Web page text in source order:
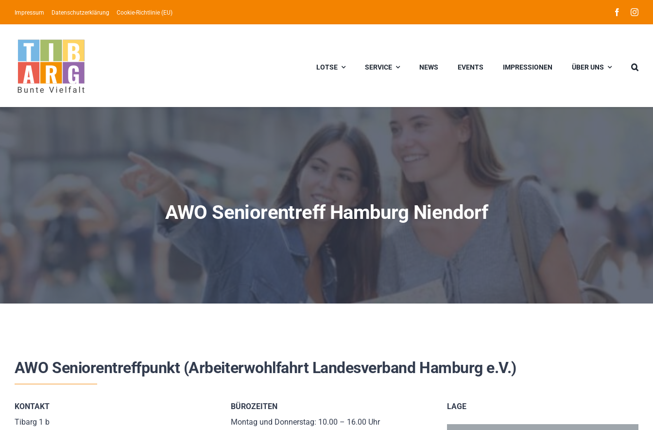
Inhalt
springen
Impressum Datenschutzerklärung Cookie-Richtlinie (EU)
LOTSE SERVICE NEWS EVENTS IMPRESSIONEN ÜBER UNS
AWO Seniorentreff Hamburg Niendorf
AWO Seniorentreffpunkt (Arbeiterwohlfahrt Landesverband Hamburg e.V.)
KONTAKT
Tibarg 1 b
BÜROZEITEN
Montag und Donnerstag: 10.00 – 16.00 Uhr
LAGE